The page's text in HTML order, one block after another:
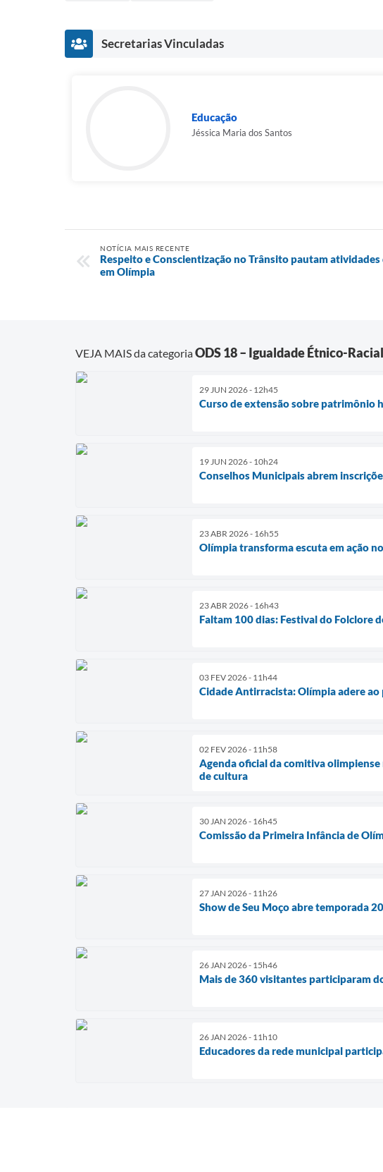
Secretarias Vinculadas
Educação
Jéssica Maria dos Santos
NOTÍCIA MAIS RECENTE
Respeito e Conscientização no Trânsito pautam
em Olímpia
VEJA MAIS da categoriaODS 18 – Igualdade Étnico-Racial
29 JUN 2026 - 12h45
Curso de extensão sobre patrimônio
19 JUN 2026 - 10h24
Conselhos Municipais abrem
23 ABR 2026 - 16h55
Olímpia transforma escuta em ação
23 ABR 2026 - 16h43
Faltam 100 dias: Festival do Folclore
03 FEV 2026 - 11h44
Cidade Antirracista: Olímpia adere
02 FEV 2026 - 11h58
Agenda oficial da comitiva
de cultura
30 JAN 2026 - 16h45
Comissão da Primeira Infância de
27 JAN 2026 - 11h26
Show de Seu Moço abre temporada
26 JAN 2026 - 15h46
Mais de 360 visitantes participaram
26 JAN 2026 - 11h10
Educadores da rede municipal